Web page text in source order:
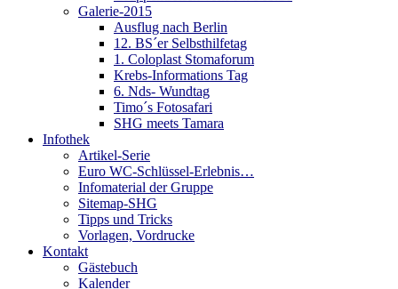
Galerie-2015
Ausflug nach Berlin
12. BS´er Selbsthilfetag
1. Coloplast Stomaforum
Krebs-Informations Tag
6. Nds- Wundtag
Timo´s Fotosafari
SHG meets Tamara
Infothek
Artikel-Serie
Euro WC-Schlüssel-Erlebnis…
Infomaterial der Gruppe
Sitemap-SHG
Tipps und Tricks
Vorlagen, Vordrucke
Kontakt
Gästebuch
Kalender